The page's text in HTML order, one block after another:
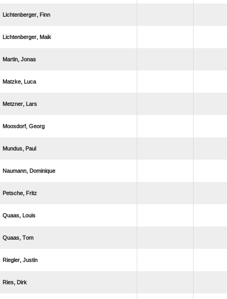
 
 
 
 
 
 
 
 
 
 
 
 
 